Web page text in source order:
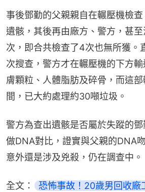
事後鄧勤的父親親自在輾壓機檢
遺骸，其後再由廠方、警方，甚
次，即合共檢查了4次也無所獲。
次搜查，警方才在輾壓機的下方
膚顆粒、人體脂肪及碎骨，而這
間，已大約處理約30噸垃圾。
警方為查出遺骸是否屬於失蹤的
做DNA對比，證實與父親的DNA
意外還是涉及兇殺，仍在調查中。
全文：
恐怖事故！20歲男回收廠